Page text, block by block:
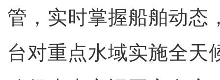
管，实时掌握船舶动态
台对重点水域实施全天